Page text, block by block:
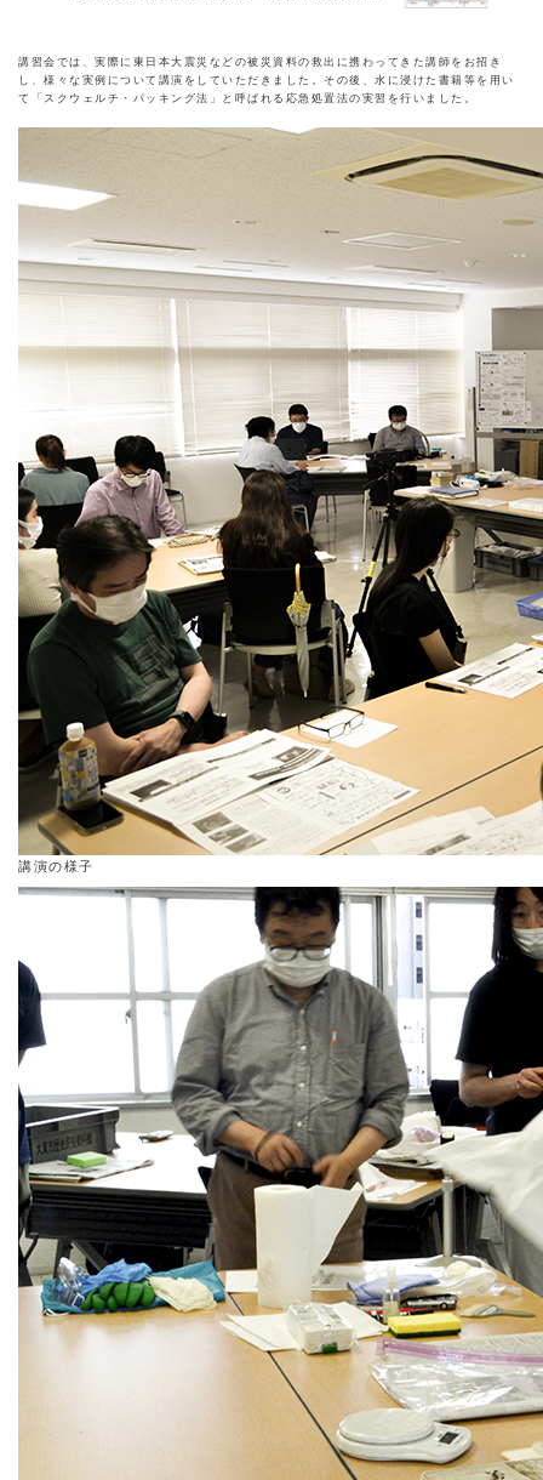
講習会では、実際に東日本大震災などの被災資料の救出に携わってきた講師をお招き
し、様々な実例について講演をしていただきました。その後、水に浸けた書籍等を用い
て「スクウェルチ・パッキング法」と呼ばれる応急処置法の実習を行いました。
講演の様子